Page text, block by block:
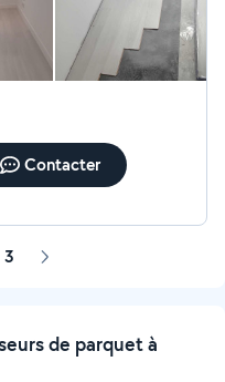
Contacter
3 Page
de parquet à